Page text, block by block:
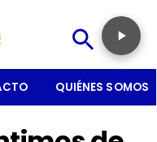
QUIÉNES SOMOS